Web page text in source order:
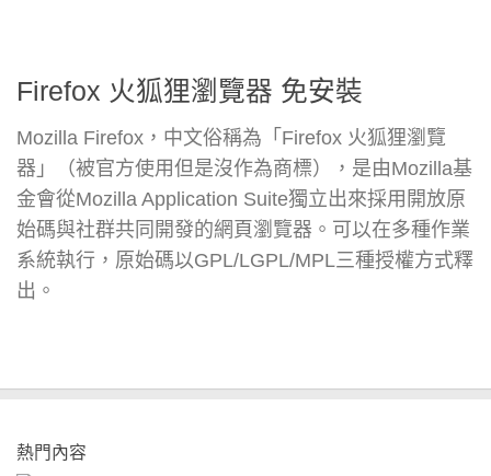
Firefox 火狐狸瀏覽器 免安裝
Mozilla Firefox，中文俗稱為「Firefox 火狐狸瀏覽
器」（被官方使用但是沒作為商標），是由Mozilla基
金會從Mozilla Application Suite獨立出來採用開放原
始碼與社群共同開發的網頁瀏覽器。可以在多種作業
系統執行，原始碼以GPL/LGPL/MPL三種授權方式釋
出。
熱門內容